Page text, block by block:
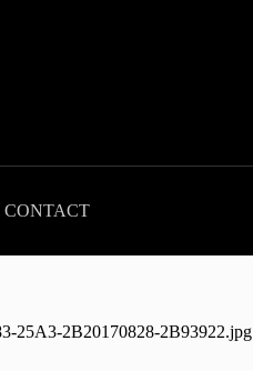
CONTACT
25A3-2B20170828-2B93922.jpg